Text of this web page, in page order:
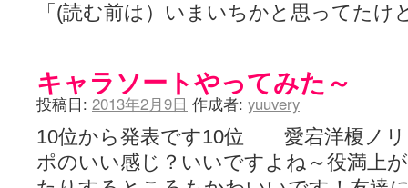
「(読む前は）いまいちかと思ってた
キャラソートやってみた～
投稿日: 2013年2月9日 作成者: yuuvery
10位から発表です10位 愛宕洋榎ノリ
ポのいい感じ？いいですよね～役満上